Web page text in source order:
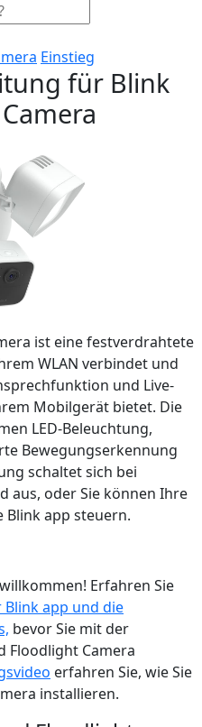
Einstieg
für Blink
ist eine festverdrahtete
WLAN verbindet und
und Live-
Mobilgerät bietet. Die
LED-Beleuchtung,
Bewegungserkennung
schaltet sich bei
aus, oder Sie können Ihre
Blink app steuern.
Erfahren Sie
app und die
bevor Sie mit der
Floodlight Camera
erfahren Sie, wie Sie
installieren.